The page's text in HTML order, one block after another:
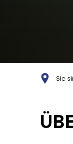
Sie